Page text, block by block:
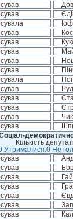
Кількість
Утрималися:0 Не